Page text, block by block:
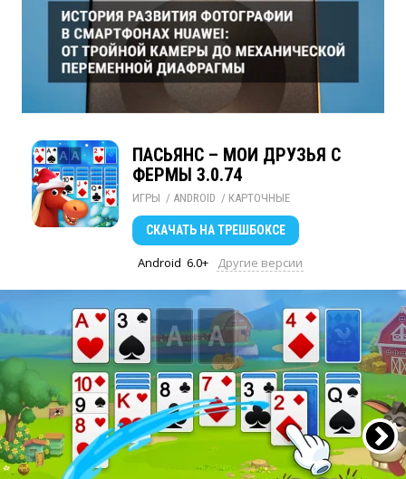
ПАСЬЯНС – МОИ ДРУЗЬЯ С
ФЕРМЫ 3.0.74
ИГРЫ / ANDROID / КАРТОЧНЫЕ
СКАЧАТЬ НА ТРЕШБОКСЕ
Android 6.0+ Другие версии